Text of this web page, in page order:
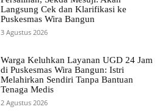
Langsung Cek dan Klarifikasi ke
Puskesmas Wira Bangun
3 Agustus 2026
Warga Keluhkan Layanan UGD 24 Jam
di Puskesmas Wira Bangun: Istri
Melahirkan Sendiri Tanpa Bantuan
Tenaga Medis
2 Agustus 2026